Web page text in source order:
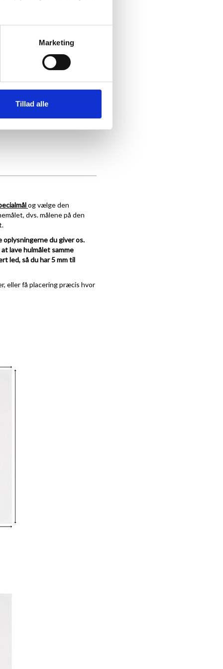
Marketing
Tillad alle
og vælge den
dvs. målene på den
du giver os.
lave hulmålet samme
led, så du har 5 mm til
eller få placering præcis hvor